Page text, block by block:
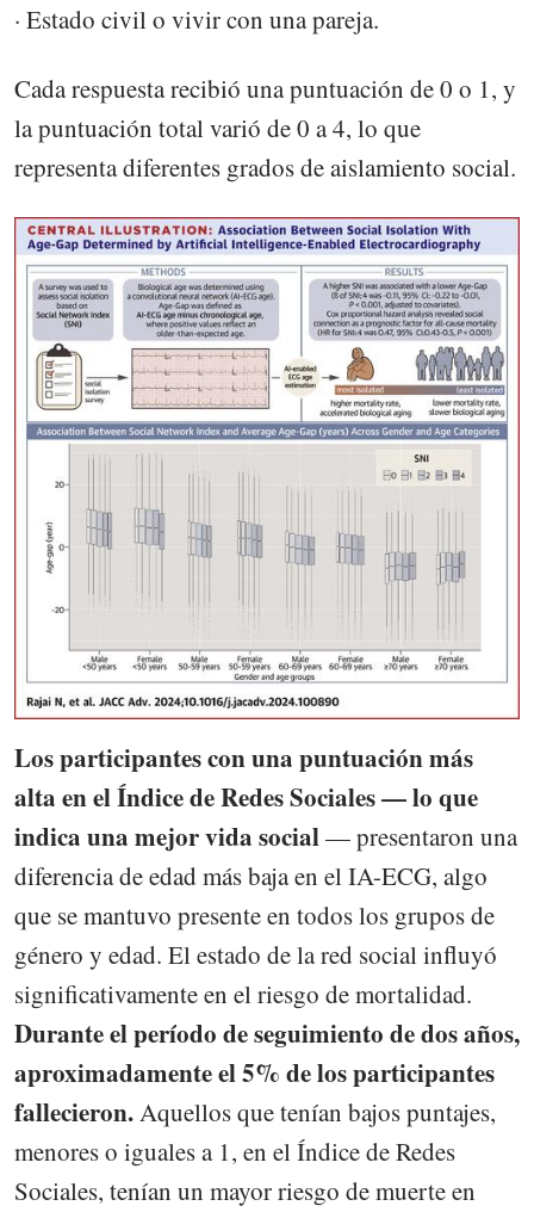
· Estado civil o vivir con una pareja.
Cada respuesta recibió una puntuación de 0 o 1, y
la puntuación total varió de 0 a 4, lo que
representa diferentes grados de aislamiento social.
Los participantes con una puntuación más
alta en el Índice de Redes Sociales — lo que
indica una mejor vida social— presentaron una
diferencia de edad más baja en el IA-ECG, algo
que se mantuvo presente en todos los grupos de
género y edad. El estado de la red social influyó
significativamente en el riesgo de mortalidad.
Durante el período de seguimiento de dos años,
aproximadamente el 5% de los participantes
fallecieron.Aquellos que tenían bajos puntajes,
menores o iguales a 1, en el Índice de Redes
Sociales, tenían un mayor riesgo de muerte en